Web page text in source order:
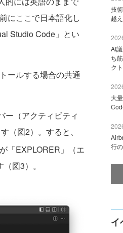
にここで日本語化し
Studio Code」とい
ールする場合の共通
ー（アクティビティ
（図2）。すると、
「EXPLORER」（エ
図3）。
技
越
AI
ち
ク
大
行
イ